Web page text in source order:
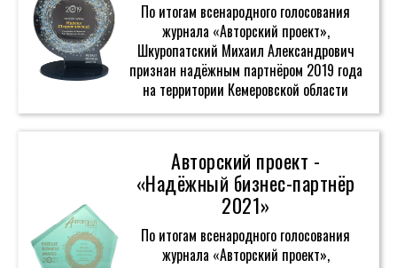
По итогам всенародного голосования
журнала «Авторский проект»,
Шкуропатский Михаил Александрович
признан надёжным партнёром 2019 года
на территории Кемеровской области
Авторский проект -
«Надёжный бизнес-партнёр
2021»
По итогам всенародного голосования
журнала «Авторский проект»,